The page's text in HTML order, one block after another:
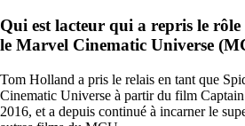
Qui est lacteur qui a repris le
le Marvel Cinematic Universe
Tom Holland a pris le relais en tant que
Cinematic Universe à partir du film
2016, et a depuis continué à incarner le